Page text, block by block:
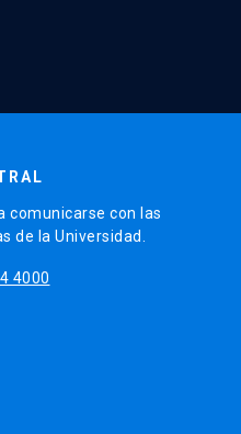
comunicarse con las
de la Universidad.
4000